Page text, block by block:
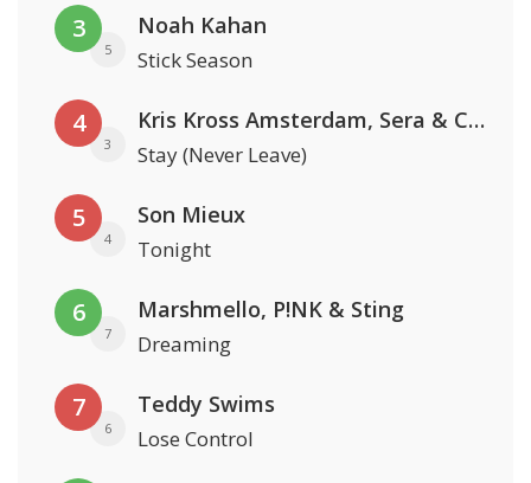
3
5
Noah Kahan
Stick Season
4
3
Kris Kross Amsterdam, Sera & Conor Maynard
Stay (Never Leave)
5
4
Son Mieux
Tonight
6
7
Marshmello, P!NK & Sting
Dreaming
7
6
Teddy Swims
Lose Control